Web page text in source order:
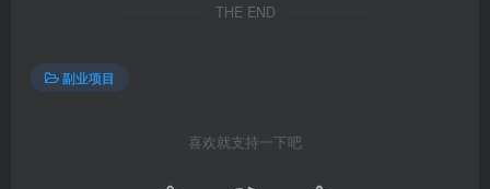
THE END
副业项目
喜欢就支持一下吧